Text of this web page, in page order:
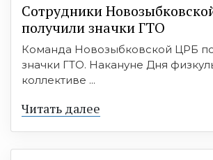
Сотрудники
получили значки ГТО
Команда Новозыбковской ЦРБ
значки ГТО. Накануне Дня
коллективе ...
Читать далее